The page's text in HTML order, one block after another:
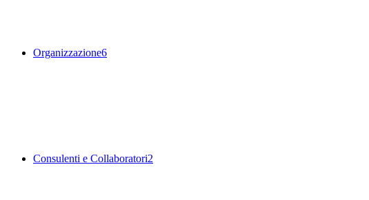
Organizzazione6
Consulenti e Collaboratori2